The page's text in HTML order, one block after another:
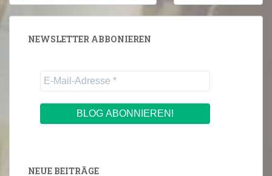
NEWSLETTER ABBONIEREN
NEUE BEITRÄGE